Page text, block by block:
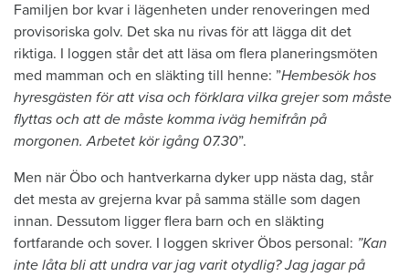
Familjen bor kvar i lägenheten under renoveringen med
provisoriska golv. Det ska nu rivas för att lägga dit det
riktiga. I loggen står det att läsa om flera planeringsmöten
med mamman och en släkting till henne: ”Hembesök hos
hyresgästen för att visa och förklara vilka grejer som måste
flyttas och att de måste komma iväg hemifrån på
morgonen. Arbetet kör igång 07.30”.
Men när Öbo och hantverkarna dyker upp nästa dag, står
det mesta av grejerna kvar på samma ställe som dagen
innan. Dessutom ligger flera barn och en släkting
fortfarande och sover. I loggen skriver Öbos personal: ”Kan
inte låta bli att undra var jag varit otydlig? Jag jagar på